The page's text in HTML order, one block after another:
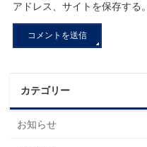
アドレス、サイトを保存する。
カテゴリー
お知らせ